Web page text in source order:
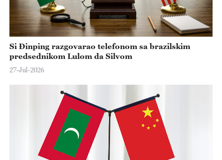
Si Đinping razgovarao telefonom sa brazilskim
predsednikom Lulom da Silvom
27-Jul-2026